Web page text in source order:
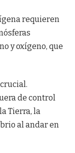
requieren
y oxígeno, que
de control
Tierra, la
al andar en